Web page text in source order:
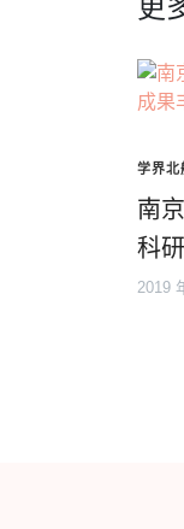
更
学界北
南
科
2019